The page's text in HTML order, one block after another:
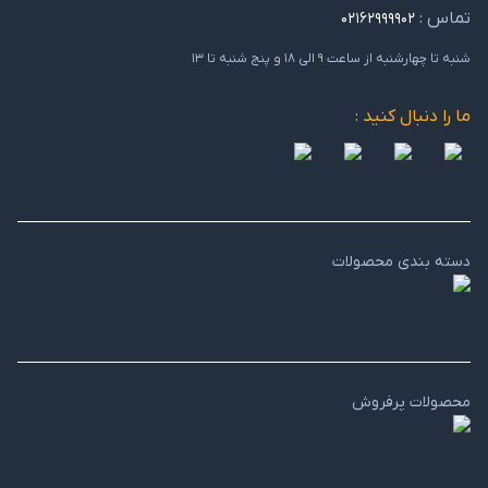
تماس : ۰۲۱۶۲۹۹۹۹۰۲
شنبه تا چهارشنبه از ساعت ۹ الی ۱۸ و پنج شنبه تا ۱۳
ما را دنبال کنید :
دسته بندی محصولات
محصولات پرفروش